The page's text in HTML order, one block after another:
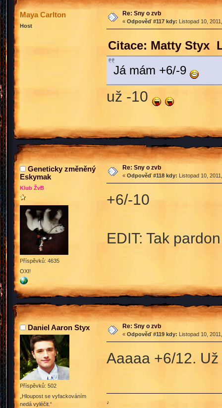
Maya Carlton
Host
Re: Sny o zvb
« Odpověď #117 kdy: Listopad 10,
Citace: Matty Styx
Já mám +6/-9
už -10
Geneticky změněný
Eskymak
Klub ŽvB
Příspěvků: 4635
OXI!
Re: Sny o zvb
« Odpověď #118 kdy: Listopad 10,
+6/-10
EDIT: Tak
Daniel Aaron Styx
Příspěvků: 502
„Hloupost se vyfackováním
nedá vyléčit.“
Re: Sny o zvb
« Odpověď #119 kdy: Listopad 10,
Aaaaa +6/12.
♪